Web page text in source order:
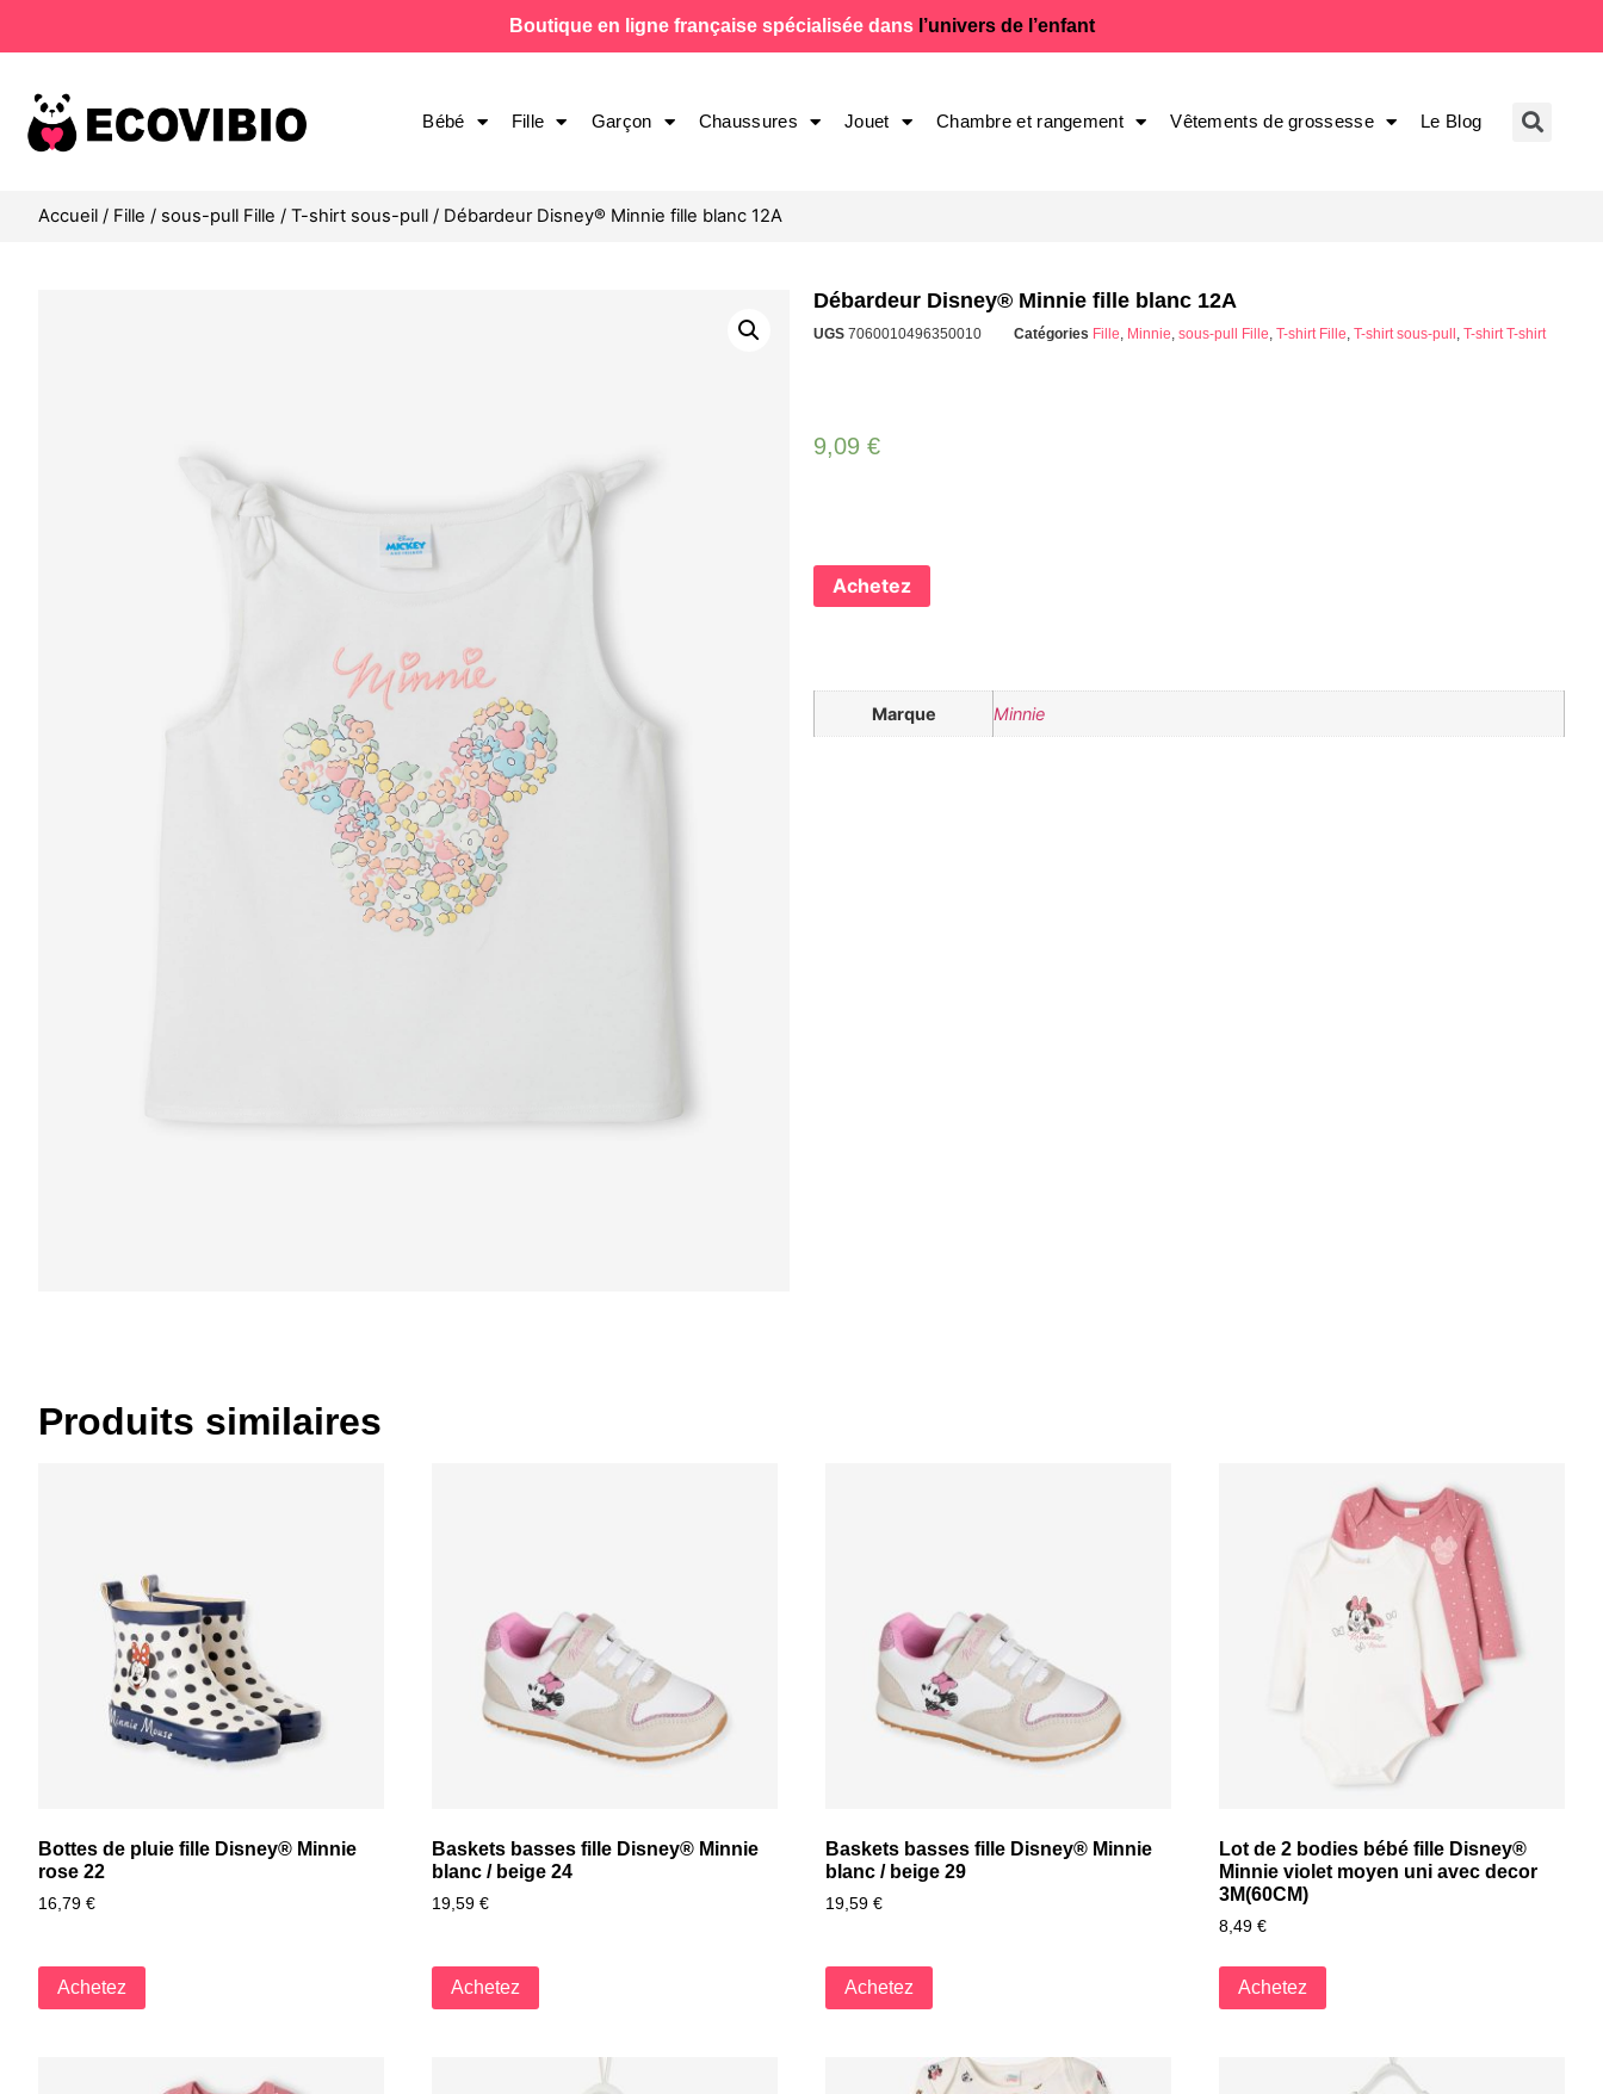
Boutique en ligne française spécialisée dans l’univers de l’enfant
Bébé Fille Garçon Chaussures Jouet Chambre et rangement Vêtements de grossesse Le Blog
Accueil / Fille / sous-pull Fille / T-shirt sous-pull / Débardeur Disney® Minnie fille blanc 12A
Débardeur Disney® Minnie fille blanc 12A
UGS 7060010496350010 Catégories Fille, Minnie, sous-pull Fille, T-shirt Fille, T-shirt sous-pull , T-shirt T-shirt
9,09 €
Achetez
Marque Minnie
Produits similaires
Bottes de pluie fille Disney® Minnie
rose 22
16,79 €
Achetez
Baskets basses fille Disney® Minnie
blanc / beige 24
19,59 €
Achetez
Baskets basses fille Disney® Minnie
blanc / beige 29
19,59 €
Achetez
Lot de 2 bodies bébé fille Disney®
Minnie violet moyen uni avec decor
3M(60CM)
8,49 €
Achetez